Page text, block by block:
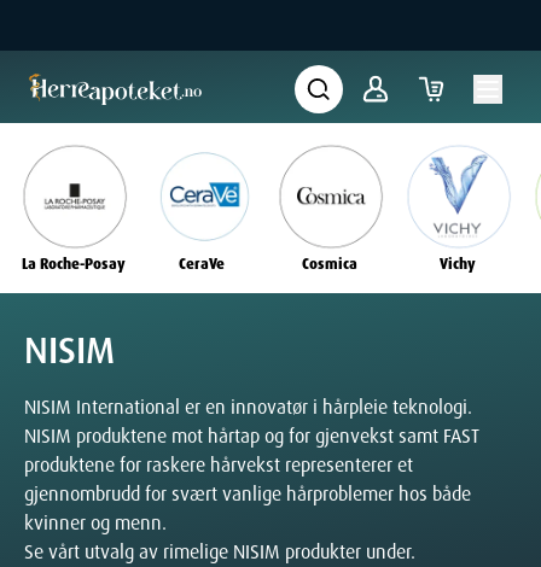
La Roche-Posay CeraVe Cosmica Vichy
NISIM
NISIM International er en innovatør i hårpleie teknologi.
NISIM produktene mot hårtap og for gjenvekst samt FAST
produktene for raskere hårvekst representerer et
gjennombrudd for svært vanlige hårproblemer hos både
kvinner og menn.
Se vårt utvalg av rimelige NISIM produkter under.